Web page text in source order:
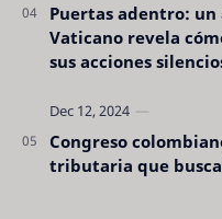
Puertas adentro:
Vaticano revela
sus acciones
Congreso
tributaria que